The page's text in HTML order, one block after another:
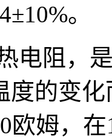
±10%。
电阻，
度的变
欧姆，在